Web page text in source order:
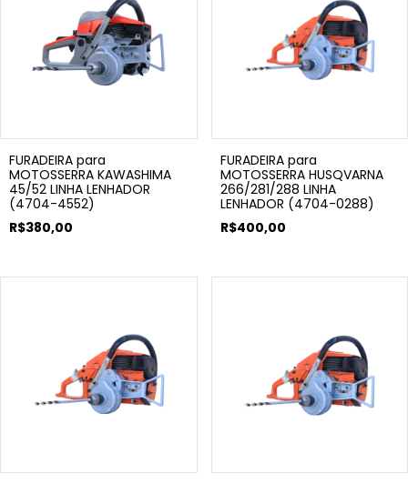
FURADEIRA para
MOTOSSERRA KAWASHIMA
45/52 LINHA LENHADOR
(4704-4552)
R$380,00
FURADEIRA para
MOTOSSERRA HUSQVARNA
266/281/288 LINHA
LENHADOR (4704-0288)
R$400,00